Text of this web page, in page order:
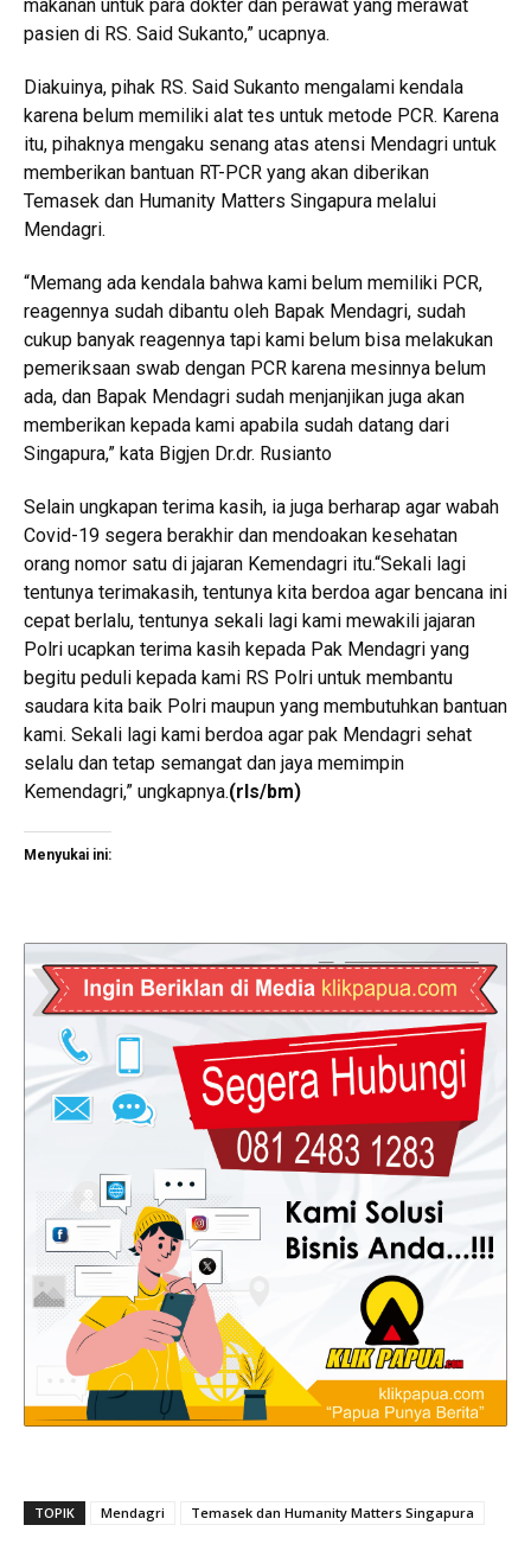
makanan untuk para dokter dan perawat yang merawat
pasien di RS. Said Sukanto,” ucapnya.
Diakuinya, pihak RS. Said Sukanto mengalami kendala
karena belum memiliki alat tes untuk metode PCR. Karena
itu, pihaknya mengaku senang atas atensi Mendagri untuk
memberikan bantuan RT-PCR yang akan diberikan
Temasek dan Humanity Matters Singapura melalui
Mendagri.
“Memang ada kendala bahwa kami belum memiliki PCR,
reagennya sudah dibantu oleh Bapak Mendagri, sudah
cukup banyak reagennya tapi kami belum bisa melakukan
pemeriksaan swab dengan PCR karena mesinnya belum
ada, dan Bapak Mendagri sudah menjanjikan juga akan
memberikan kepada kami apabila sudah datang dari
Singapura,” kata Bigjen Dr.dr. Rusianto
Selain ungkapan terima kasih, ia juga berharap agar wabah
Covid-19 segera berakhir dan mendoakan kesehatan
orang nomor satu di jajaran Kemendagri itu.“Sekali lagi
tentunya terimakasih, tentunya kita berdoa agar bencana ini
cepat berlalu, tentunya sekali lagi kami mewakili jajaran
Polri ucapkan terima kasih kepada Pak Mendagri yang
begitu peduli kepada kami RS Polri untuk membantu
saudara kita baik Polri maupun yang membutuhkan bantuan
kami. Sekali lagi kami berdoa agar pak Mendagri sehat
selalu dan tetap semangat dan jaya memimpin
Kemendagri,” ungkapnya.(rls/bm)
Menyukai ini:
TOPIK Mendagri Temasek dan Humanity Matters Singapura